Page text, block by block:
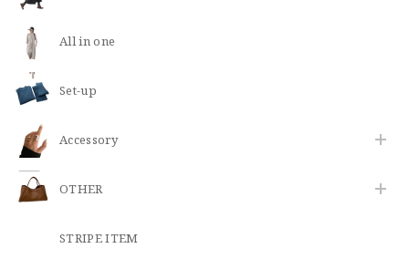
All in one
Set-up
​Accessory
OTHER
STRIPE ITEM